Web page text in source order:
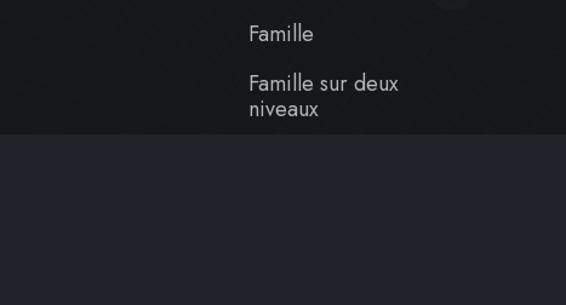
Famille
Famille sur deux
niveaux